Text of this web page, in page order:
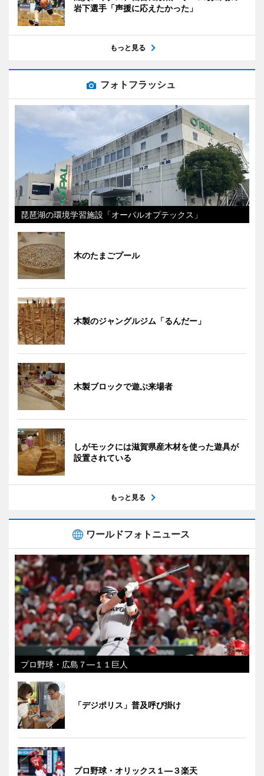
岩下選手「声援に応えたかった」
もっと見る
フォトフラッシュ
琵琶湖の環境学習施設「オーパルオプテックス」
木のたまごプール
木製のジャングルジム「るんだー」
木製ブロックで遊ぶ来場者
しがモックには滋賀県産木材を使った遊具が
設置されている
もっと見る
ワールドフォトニュース
プロ野球・広島７―１１巨人
「デジポリス」普及呼び掛け
プロ野球・オリックス１―３楽天